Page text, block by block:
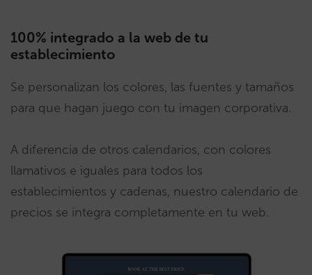
100% integrado a la web de tu
establecimiento
Se personalizan los colores, las fuentes y tamaños
para que hagan juego con tu imagen corporativa.
A diferencia de otros calendarios, con colores
llamativos e iguales para todos los
establecimientos y cadenas, nuestro calendario de
precios se integra completamente en tu web.